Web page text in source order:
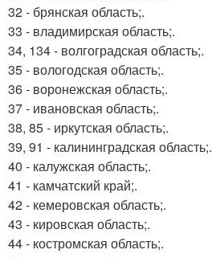
32 - брянская область;.
33 - владимирская область;.
34, 134 - волгоградская область;.
35 - вологодская область;.
36 - воронежская область;.
37 - ивановская область;.
38, 85 - иркутская область;.
39, 91 - калининградская область;.
40 - калужская область;.
41 - камчатский край;.
42 - кемеровская область;.
43 - кировская область;.
44 - костромская область;.